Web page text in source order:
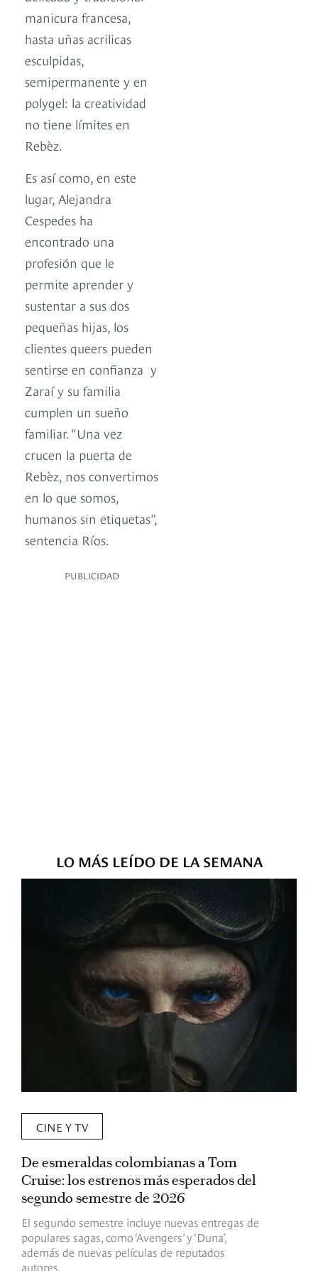
manicura francesa,
hasta uñas acrilicas
esculpidas,
semipermanente y en
polygel: la creatividad
no tiene límites en
Rebèz.
Es así como, en este
lugar, Alejandra
Cespedes ha
encontrado una
profesión que le
permite aprender y
sustentar a sus dos
pequeñas hijas, los
clientes queers pueden
sentirse en confianza y
Zaraí y su familia
cumplen un sueño
familiar. “Una vez
crucen la puerta de
Rebèz, nos convertimos
en lo que somos,
humanos sin etiquetas”,
sentencia Ríos.
PUBLICIDAD
LO MÁS LEÍDO DE LA SEMANA
CINE Y TV
De esmeraldas colombianas a Tom
Cruise: los estrenos más esperados del
segundo semestre de 2026
El segundo semestre incluye nuevas entregas de
populares sagas, como ‘Avengers’ y ‘Duna’,
además de nuevas películas de reputados
autores.